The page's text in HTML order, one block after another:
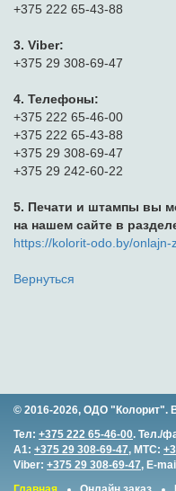
+375 222 65-43-88
3. Viber:
+375 29 308-69-47
4. Телефоны:
+375 222 65-46-00
+375 222 65-43-88
+375 29 308-69-47
+375 29 242-60-22
5. Печати и штампы вы
на нашем сайте в
https://kolorit-odo.by/onlajn-
Вернуться
© 2016-2026, ОДО "Колорит".
Тел: +375 222 65-46-00. Тел./
A1: +375 29 308-69-47, MTC:
Viber: +375 29 308-69-47, E-